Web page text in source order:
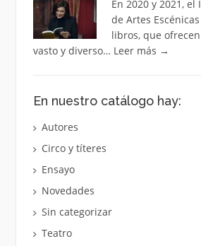
En 2020 y 2021,
de Artes
libros, que
vasto y diverso… Leer más →
En nuestro catálogo hay:
Autores
Circo y títeres
Ensayo
Novedades
Sin categorizar
Teatro